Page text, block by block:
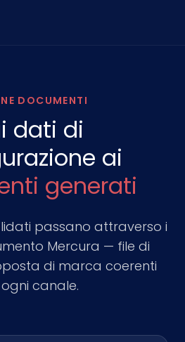
DOCUMENTI
dati di
ai
generati
passano attraverso i
Mercura — file di
di marca coerenti
canale.